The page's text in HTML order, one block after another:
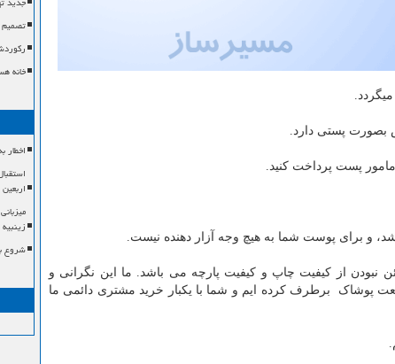
بصورت پستی دارد.
پست پرداخت کنید.
و برای پوست شما به هیچ وجه آزار دهنده نیست.
از کیفیت چاپ و کیفیت پارچه می باشد. ما این نگرانی و
پوشاک برطرف کرده ایم و شما با یکبار خرید مشتری دائمی ما
تصمیم
خانه
اخطار
اربعین
زینبیه
شروع